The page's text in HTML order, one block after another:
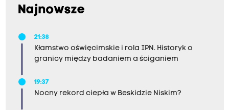
Najnowsze
21:38
Kłamstwo oświęcimskie i rola IPN. Historyk o
granicy między badaniem a ściganiem
19:37
Nocny rekord ciepła w Beskidzie Niskim?